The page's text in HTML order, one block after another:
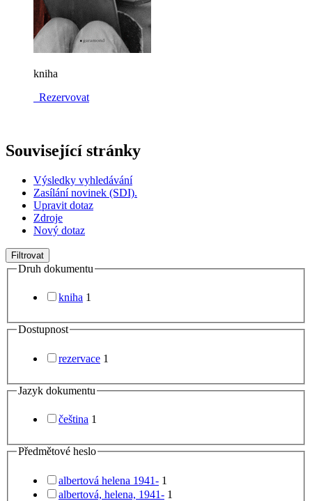
kniha
Rezervovat
Související stránky
Výsledky vyhledávání
Zasílání novinek (SDI).
Upravit dotaz
Zdroje
Nový dotaz
Filtrovat
Druh dokumentu
kniha 1
Dostupnost
rezervace 1
Jazyk dokumentu
čeština 1
Předmětové heslo
albertová helena 1941- 1
albertová, helena, 1941- 1